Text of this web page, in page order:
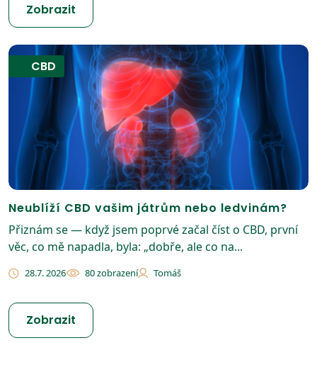
Zobrazit
CBD
Neublíží CBD vašim játrům nebo ledvinám?
Přiznám se — když jsem poprvé začal číst o CBD, první
věc, co mě napadla, byla: „dobře, ale co na...
28.7. 2026 80 zobrazení Tomáš
Zobrazit